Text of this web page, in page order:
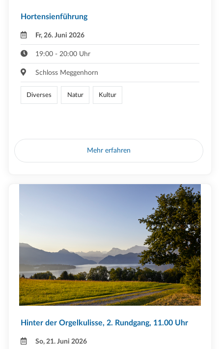
Hortensienführung
Fr, 26. Juni 2026
19:00 - 20:00 Uhr
Schloss Meggenhorn
Diverses Natur Kultur
Mehr erfahren
Hinter der Orgelkulisse, 2. Rundgang, 11.00 Uhr
So, 21. Juni 2026